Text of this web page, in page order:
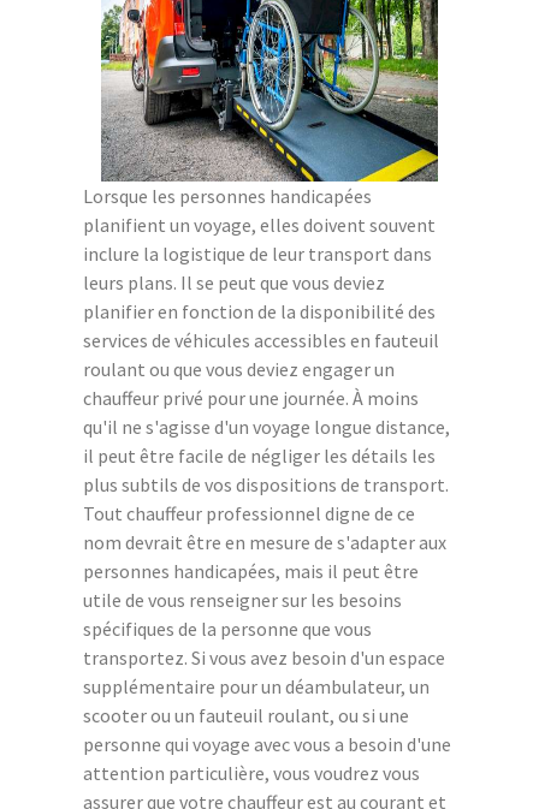
Lorsque les personnes handicapées
planifient un voyage, elles doivent souvent
inclure la logistique de leur transport dans
leurs plans. Il se peut que vous deviez
planifier en fonction de la disponibilité des
services de véhicules accessibles en fauteuil
roulant ou que vous deviez engager un
chauffeur privé pour une journée. À moins
qu'il ne s'agisse d'un voyage longue distance,
il peut être facile de négliger les détails les
plus subtils de vos dispositions de transport.
Tout chauffeur professionnel digne de ce
nom devrait être en mesure de s'adapter aux
personnes handicapées, mais il peut être
utile de vous renseigner sur les besoins
spécifiques de la personne que vous
transportez. Si vous avez besoin d'un espace
supplémentaire pour un déambulateur, un
scooter ou un fauteuil roulant, ou si une
personne qui voyage avec vous a besoin d'une
attention particulière, vous voudrez vous
assurer que votre chauffeur est au courant et